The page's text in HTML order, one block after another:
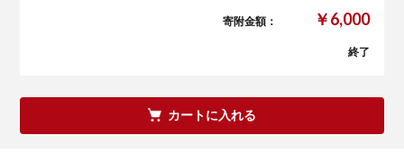
寄附金額： ￥6,000
終了
カートに入れる